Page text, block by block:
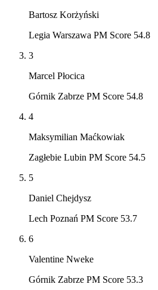
Bartosz Korżyński
Legia Warszawa PM Score 54.8
3
Marcel Płocica
Górnik Zabrze PM Score 54.8
4
Maksymilian Maćkowiak
Zagłebie Lubin PM Score 54.5
5
Daniel Chejdysz
Lech Poznań PM Score 53.7
6
Valentine Nweke
Górnik Zabrze PM Score 53.3